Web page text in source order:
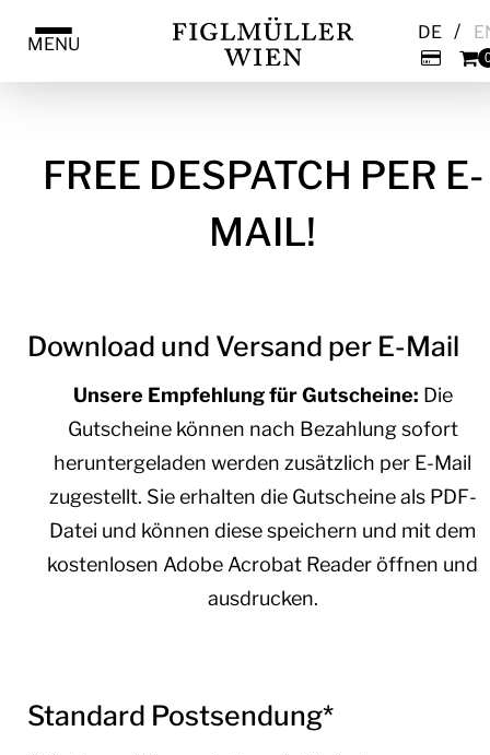
DE /
MENU
FREE DESPATCH PER E-
MAIL!
Download und Versand per E-Mail
Unsere Empfehlung für Gutscheine: Die
Gutscheine können nach Bezahlung sofort
heruntergeladen werden zusätzlich per E-Mail
zugestellt. Sie erhalten die Gutscheine als PDF-
Datei und können diese speichern und mit dem
kostenlosen Adobe Acrobat Reader öffnen und
ausdrucken.
Standard Postsendung*